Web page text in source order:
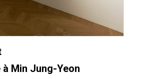
Min Jung-Yeon